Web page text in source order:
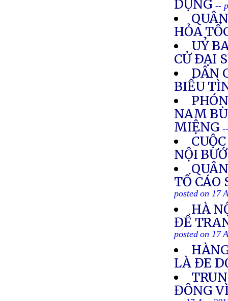
DỤNG --
HỎA
UỶ
CỬ ÐẠI
DÂN
BIỂU
NAM
MIỆNG
NỘI
TỐ CÁO
posted on 17
HÀ
ĐỀ
posted on 17
LÀ ĐE
ĐÔNG